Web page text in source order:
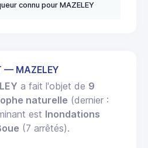
connu pour MAZELEY
— MAZELEY
a fait l'objet de 9
naturelle (dernier :
est Inondations
(7 arrêtés).